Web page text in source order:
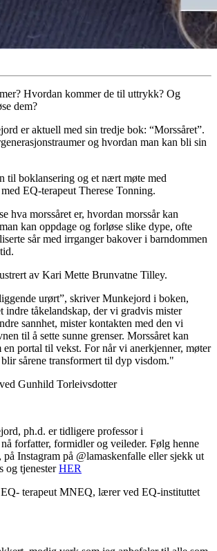
Hvordan kommer de til uttrykk? Og
dem?
er aktuell med sin tredje bok: “Morssåret”.
og hvordan man kan bli sin
til boklansering og et nært møte med
EQ-terapeut Therese Tonning.
hva morssåret er, hvordan morssår kan
kan oppdage og forløse slike dype, ofte
sår med irrganger bakover i barndommen
av Kari Mette Brunvatne Tilley.
urørt”, skriver Munkejord i boken,
indre tåkelandskap, der vi gradvis mister
sannhet, mister kontakten med den vi
til å sette sunne grenser. Morssåret kan
en portal til vekst. For når vi anerkjenner, møter
sårene transformert til dyp visdom."
Gunhild Torleivsdotter
ph.d. er tidligere professor i
forfatter, formidler og veileder. Følg henne
på Instagram på @lamaskenfalle eller sjekk ut
og tjenesterHER
terapeut MNEQ, lærer ved EQ-instituttet